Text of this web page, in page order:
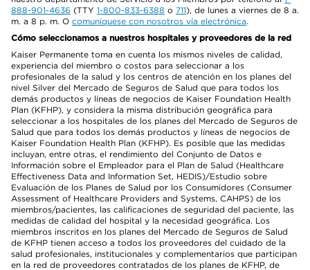
888-901-4636 (TTY 1-800-833-6388 o 711), de lunes a viernes de 8 a.
m. a 8 p. m. O comuníquese con nosotros vía electrónica.
Cómo seleccionamos a nuestros hospitales y proveedores de la red
Kaiser Permanente toma en cuenta los mismos niveles de calidad,
experiencia del miembro o costos para seleccionar a los
profesionales de la salud y los centros de atención en los planes del
nivel Silver del Mercado de Seguros de Salud que para todos los
demás productos y líneas de negocios de Kaiser Foundation Health
Plan (KFHP), y considera la misma distribución geográfica para
seleccionar a los hospitales de los planes del Mercado de Seguros de
Salud que para todos los demás productos y líneas de negocios de
Kaiser Foundation Health Plan (KFHP). Es posible que las medidas
incluyan, entre otras, el rendimiento del Conjunto de Datos e
Información sobre el Empleador para el Plan de Salud (Healthcare
Effectiveness Data and Information Set, HEDIS)/Estudio sobre
Evaluación de los Planes de Salud por los Consumidores (Consumer
Assessment of Healthcare Providers and Systems, CAHPS) de los
miembros/pacientes, las calificaciones de seguridad del paciente, las
medidas de calidad del hospital y la necesidad geográfica. Los
miembros inscritos en los planes del Mercado de Seguros de Salud
de KFHP tienen acceso a todos los proveedores del cuidado de la
salud profesionales, institucionales y complementarios que participan
en la red de proveedores contratados de los planes de KFHP, de